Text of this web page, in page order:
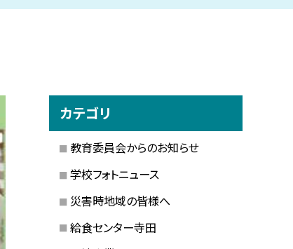
カテゴリ
教育委員会からのお知らせ
学校フォトニュース
災害時地域の皆様へ
給食センター寺田